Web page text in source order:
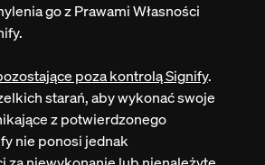
go z Prawami Własności
poza kontrolą Signify.
starań, aby wykonać swoje
z potwierdzonego
nie ponosi jednak